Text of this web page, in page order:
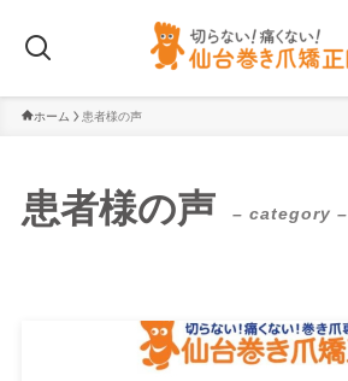
ホーム 患者様の声
患者様の声 – category –